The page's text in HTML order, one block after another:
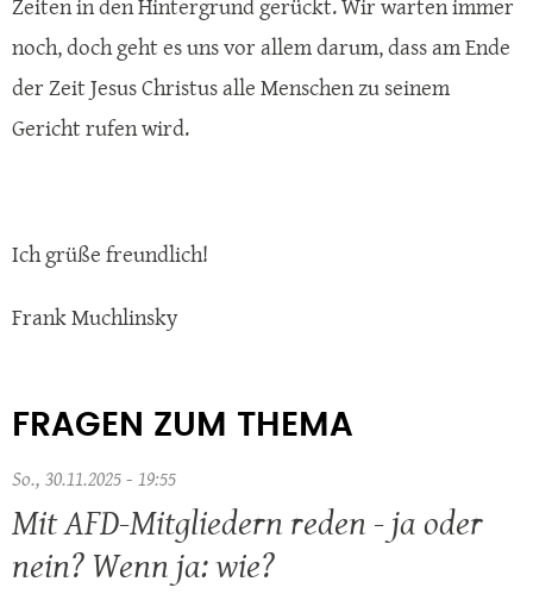
Zeiten in den Hintergrund gerückt. Wir warten immer
noch, doch geht es uns vor allem darum, dass am Ende
der Zeit Jesus Christus alle Menschen zu seinem
Gericht rufen wird.
Ich grüße freundlich!
Frank Muchlinsky
FRAGEN ZUM THEMA
So., 30.11.2025 - 19:55
Mit AFD-Mitgliedern reden - ja oder
nein? Wenn ja: wie?